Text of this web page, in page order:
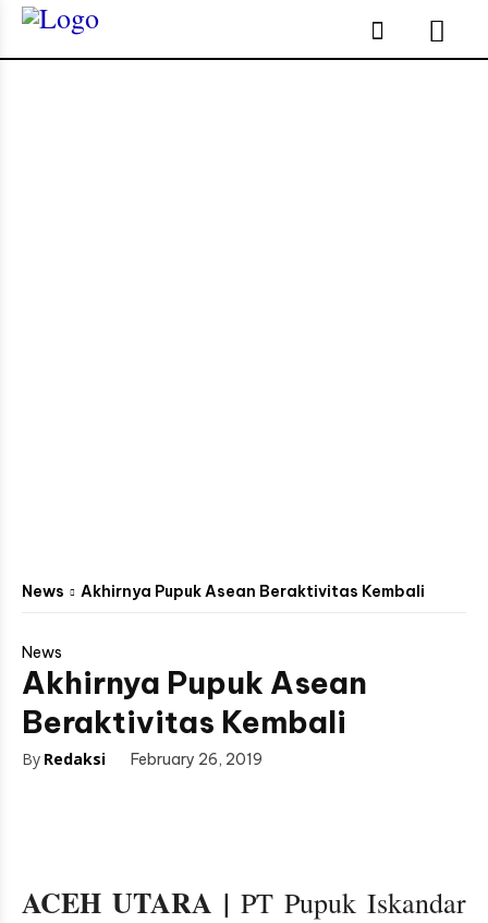
News Akhirnya Pupuk Asean Beraktivitas Kembali
News
Akhirnya Pupuk Asean
Beraktivitas Kembali
By Redaksi February 26, 2019
ACEH UTARA | PT Pupuk Iskandar